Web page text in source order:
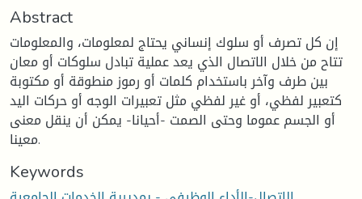
Abstract
إن كل تصرف أو سلوك إنساني يحتاج لمعلومات، والمعلومات
تتاح من خلال الاتصال الذي يعد عملية تبادل سلوكات أو معان
بين طرف وآخر باستخدام كلمات أو رموز منطوقة أو مكتوبة
كتعبير لفظي، أو غير لفظي مثل تعبيرات الوجه أو حركات اليد
أو الجسم عموما وحتى الصمت -أحيانا- يمكن أن ينقل معنى
معينا.
Keywords